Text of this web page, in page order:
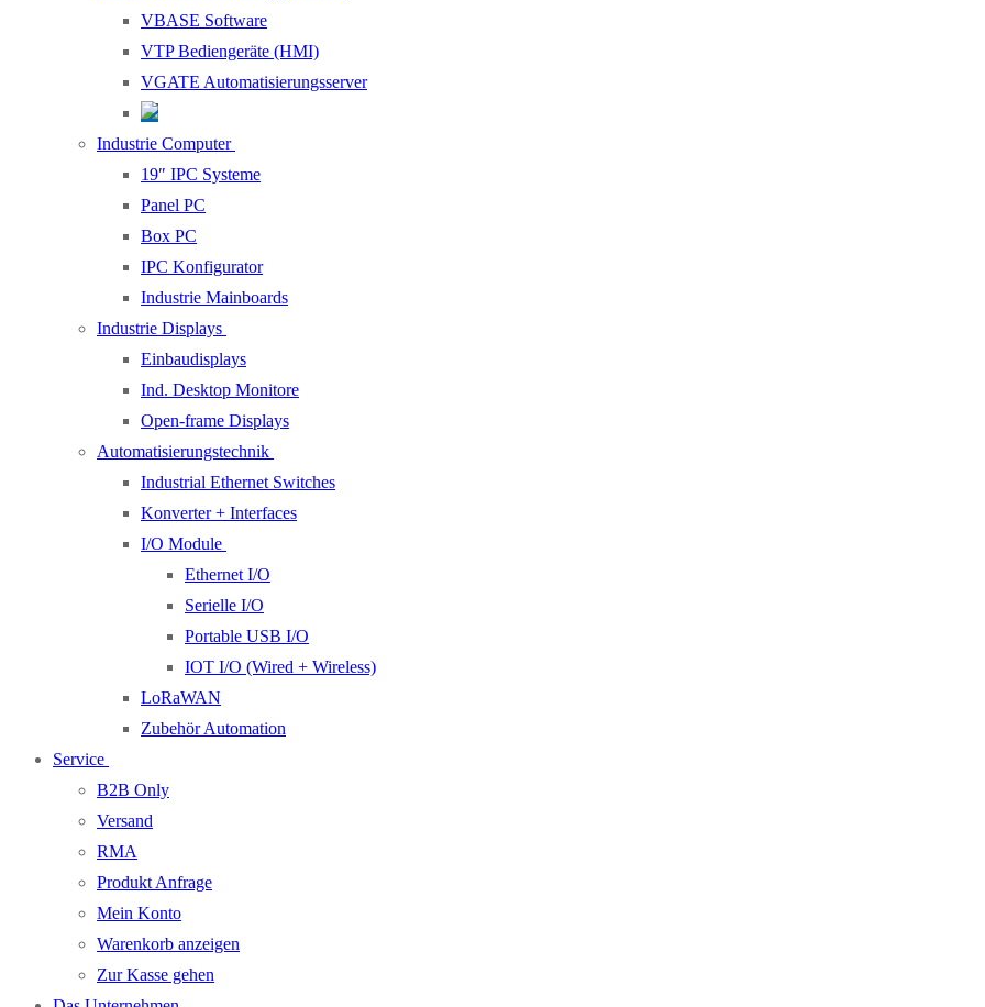
VBASE Software
VTP Bediengeräte (HMI)
VGATE Automatisierungsserver
Industrie Computer
19″ IPC Systeme
Panel PC
Box PC
IPC Konfigurator
Industrie Mainboards
Industrie Displays
Einbaudisplays
Ind. Desktop Monitore
Open-frame Displays
Automatisierungstechnik
Industrial Ethernet Switches
Konverter + Interfaces
I/O Module
Ethernet I/O
Serielle I/O
Portable USB I/O
IOT I/O (Wired + Wireless)
LoRaWAN
Zubehör Automation
Service
B2B Only
Versand
RMA
Produkt Anfrage
Mein Konto
Warenkorb anzeigen
Zur Kasse gehen